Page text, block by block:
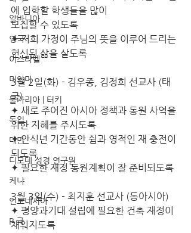
알바니아
영국
이스라엘
미얀마
불가리아 | 터키
독일
대만
디모데 성경 연구원
케냐
인도네시아
P 국
에 입학할 학생들을 많이
모집할 수 있도록
✦ 저희 가정이 주님의 뜻을 이루어 드리는
헌신된 삶을 살도록
3월 2일(화) - 김우종, 김정희 선교사 (태
국)
✦ 새로 주어진 아시아 정책과 동원 사역을
위한 지혜를 주시도록
✦ 안식년 기간동안 쉼과 영적인 재 충전이
되도록
✦ 필요한 재정 동원계획이 잘 준비되도록
3월 3일(수) - 최지훈 선교사 (동아시아)
✦ 평양과기대 설립에 필요한 건축 재정이
채워지도록